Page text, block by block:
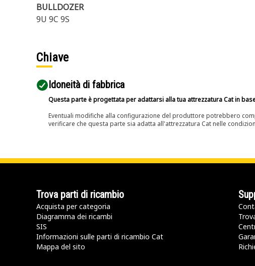
BULLDOZER
9U 9C 9S
Chiave
Idoneità di fabbrica
Questa parte è progettata per adattarsi alla tua attrezzatura Cat in
Eventuali modifiche alla configurazione del produttore potrebbero
verificare che questa parte sia adatta all'attrezzatura Cat nelle
Trova parti di ricambio
Acquista per categoria
Diagramma dei ricambi
SIS
Informazioni sulle parti di ricambio Cat
Mappa del sito